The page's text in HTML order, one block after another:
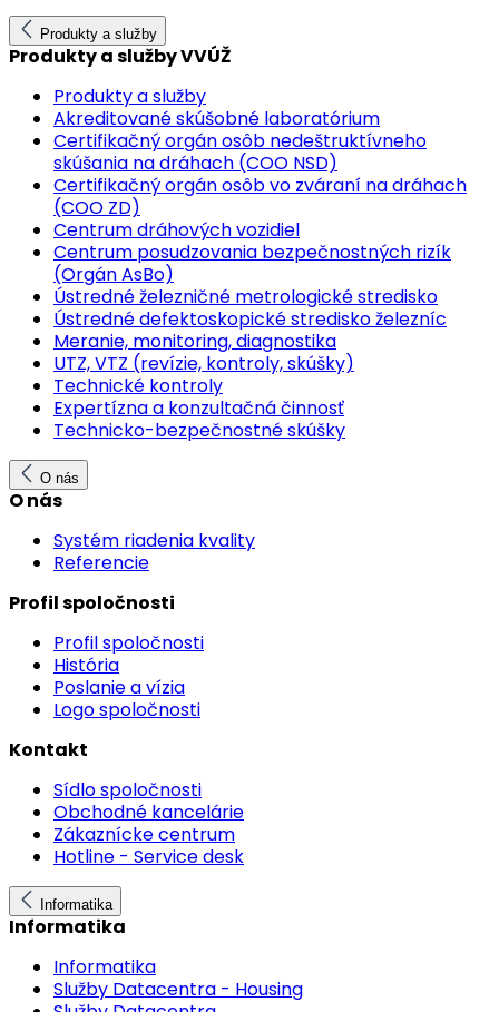
Produkty a služby
Produkty a služby VVÚŽ
Produkty a služby
Akreditované skúšobné laboratórium
Certifikačný orgán osôb nedeštruktívneho
skúšania na dráhach (COO NSD)
Certifikačný orgán osôb vo zváraní na dráhach
(COO ZD)
Centrum dráhových vozidiel
Centrum posudzovania bezpečnostných rizík
(Orgán AsBo)
Ústredné železničné metrologické stredisko
Ústredné defektoskopické stredisko železníc
Meranie, monitoring, diagnostika
UTZ, VTZ (revízie, kontroly, skúšky)
Technické kontroly
Expertízna a konzultačná činnosť
Technicko-bezpečnostné skúšky
O nás
O nás
Systém riadenia kvality
Referencie
Profil spoločnosti
Profil spoločnosti
História
Poslanie a vízia
Logo spoločnosti
Kontakt
Sídlo spoločnosti
Obchodné kancelárie
Zákaznícke centrum
Hotline - Service desk
Informatika
Informatika
Informatika
Služby Datacentra - Housing